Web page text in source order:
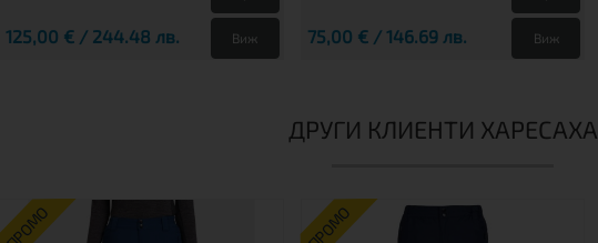
125,00 € / 244.48 лв. Виж 75,00 € / 146.69 лв. Виж
ДРУГИ КЛИЕНТИ ХАРЕСАХА
ПРОМО ПРОМО